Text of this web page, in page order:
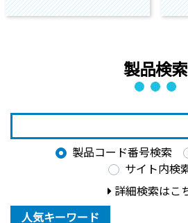
製品検索
製品コード番号検索
サイト内検
詳細検索はこ
人気キーワード